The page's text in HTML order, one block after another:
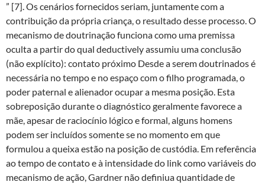
” [7]. Os cenários fornecidos seriam, juntamente com a
contribuição da própria criança, o resultado desse processo. O
mecanismo de doutrinação funciona como uma premissa
oculta a partir do qual deductively assumiu uma conclusão
(não explícito): contato próximo Desde a serem doutrinados é
necessária no tempo e no espaço com o filho programada, o
poder paternal e alienador ocupar a mesma posição. Esta
sobreposição durante o diagnóstico geralmente favorece a
mãe, apesar de raciocínio lógico e formal, alguns homens
podem ser incluídos somente se no momento em que
formulou a queixa estão na posição de custódia. Em referência
ao tempo de contato e à intensidade do link como variáveis ​​do
mecanismo de ação, Gardner não definiua quantidade de